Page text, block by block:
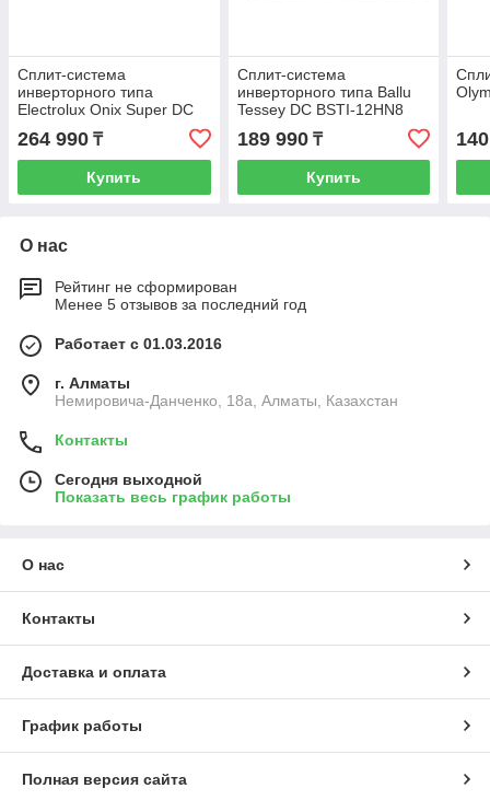
Сплит-система
инверторного типа
Electrolux Onix Super DC
EACS/I-09HIX-BLACK/N8
264 990 ₸
Купить
Сплит-система
инверторного типа Ballu
Tessey DC BSTI-12HN8
189 990₸
Купить
О нас
Рейтинг не сформирован
Менее 5 отзывов за последний год
Работает с 01.03.2016
г. Алматы
Немировича-Данченко, 18а, Алматы, Казахстан
Контакты
Сегодня выходной
Показать весь график работы
О нас
Контакты
Доставка и оплата
График работы
Полная версия сайта